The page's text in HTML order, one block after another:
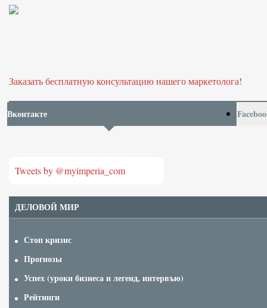
Заказать бесплатную консультацию нашего маркетолога!
Вконтакте
Tweets by @myimperia_com
ДЕЛОВОЙ МИР
Стоп кризис
Прогнозы
Успех (уроки бизнеса и легенд, интервъю)
Рейтинги